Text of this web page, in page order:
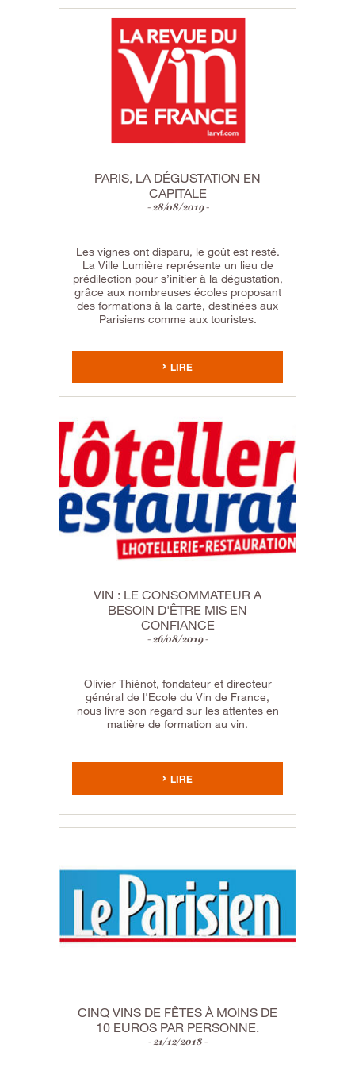
PARIS, LA DÉGUSTATION EN
CAPITALE
28/08/2019
Les vignes ont disparu, le goût est resté.
La Ville Lumière représente un lieu de
prédilection pour s’initier à la dégustation,
grâce aux nombreuses écoles proposant
des formations à la carte, destinées aux
Parisiens comme aux touristes.
LIRE
VIN : LE CONSOMMATEUR A
BESOIN D'ÊTRE MIS EN
CONFIANCE
26/08/2019
Olivier Thiénot, fondateur et directeur
général de l'Ecole du Vin de France,
nous livre son regard sur les attentes en
matière de formation au vin.
LIRE
CINQ VINS DE FÊTES À MOINS DE
10 EUROS PAR PERSONNE.
21/12/2018